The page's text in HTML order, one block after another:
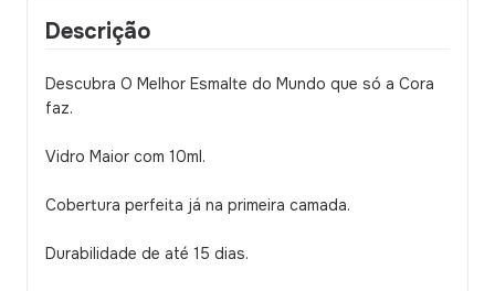
Descrição
Descubra O Melhor Esmalte do Mundo que só a Cora
faz.
Vidro Maior com 10ml.
Cobertura perfeita já na primeira camada.
Durabilidade de até 15 dias.